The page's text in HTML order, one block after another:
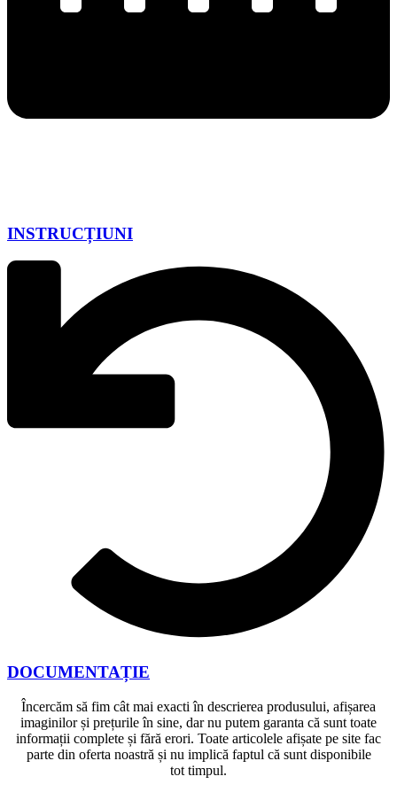
INSTRUCȚIUNI
DOCUMENTAȚIE
Încercăm să fim cât mai exacti în descrierea produsului, afișarea
imaginilor și prețurile în sine, dar nu putem garanta că sunt toate
informații complete și fără erori. Toate articolele afișate pe site fac
parte din oferta noastră și nu implică faptul că sunt disponibile
tot timpul.